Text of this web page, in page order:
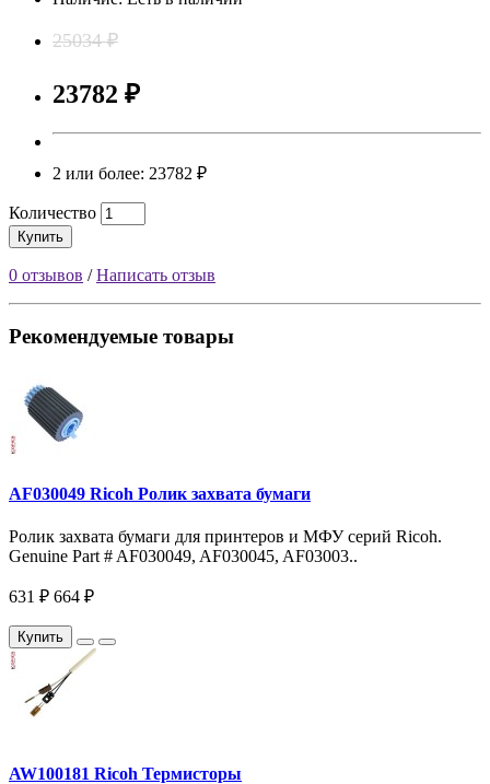
25034 ₽
23782 ₽
2 или более: 23782 ₽
Количество
Купить
0 отзывов /Написать отзыв
Рекомендуемые товары
AF030049 Ricoh Ролик захвата бумаги
Ролик захвата бумаги для принтеров и МФУ серий Ricoh.
Genuine Part # AF030049, AF030045, AF03003..
631 ₽ 664 ₽
Купить
AW100181 Ricoh Термисторы